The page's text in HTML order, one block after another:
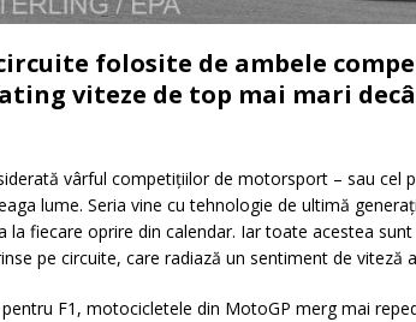
folosite de ambele
viteze de top mai mari
vârful competițiilor de motorsport – sau cel
lume. Seria vine cu tehnologie de ultimă
la fiecare oprire din calendar. Iar toate acestea
pe circuite, care radiază un sentiment de viteză
F1, motocicletele din MotoGP merg mai